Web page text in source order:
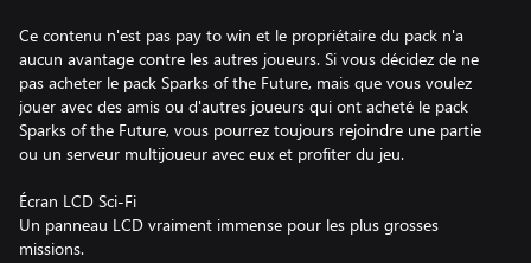
Ce contenu n'est pas pay to win et le propriétaire du pack n'a
aucun avantage contre les autres joueurs. Si vous décidez de ne
pas acheter le pack Sparks of the Future, mais que vous voulez
jouer avec des amis ou d'autres joueurs qui ont acheté le pack
Sparks of the Future, vous pourrez toujours rejoindre une partie
ou un serveur multijoueur avec eux et profiter du jeu.
Écran LCD Sci-Fi
Un panneau LCD vraiment immense pour les plus grosses
missions.